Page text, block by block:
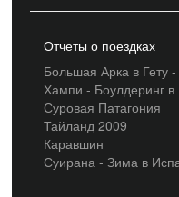
Отчеты о поездках
Большая Арка в Гету -
Хампи - Боулдеринг
Суровая Патагония
Тайланд 2009
Каравшин
Суирана - Зима в